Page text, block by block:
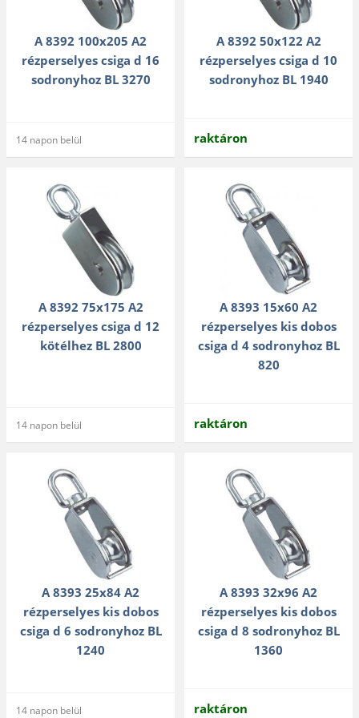
A 8392 100x205 A2
rézperselyes csiga d 16
sodronyhoz BL 3270
14 napon belül
A 8392 50x122 A2
rézperselyes csiga d 10
sodronyhoz BL 1940
raktáron
A 8392 75x175 A2
rézperselyes csiga d 12
kötélhez BL 2800
14 napon belül
A 8393 15x60 A2
rézperselyes kis dobos
csiga d 4 sodronyhoz BL
820
raktáron
A 8393 25x84 A2
rézperselyes kis dobos
csiga d 6 sodronyhoz BL
1240
14 napon belül
A 8393 32x96 A2
rézperselyes kis dobos
csiga d 8 sodronyhoz BL
1360
raktáron